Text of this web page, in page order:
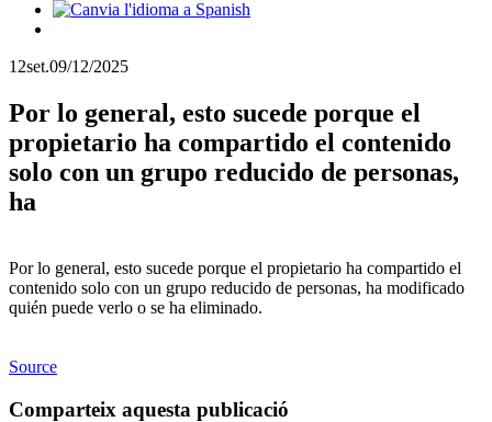
12set.09/12/2025
Por lo general, esto sucede porque el
propietario ha compartido el contenido
solo con un grupo reducido de personas,
ha
Por lo general, esto sucede porque el propietario ha compartido el
contenido solo con un grupo reducido de personas, ha modificado
quién puede verlo o se ha eliminado.
Source
Comparteix aquesta publicació